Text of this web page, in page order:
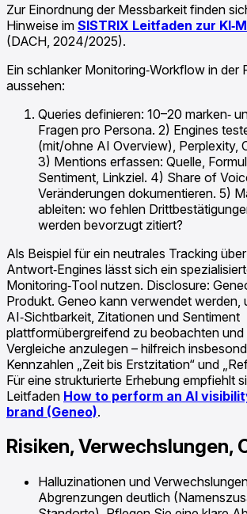
Zur Einordnung der Messbarkeit finden
Hinweise im SISTRIX Leitfaden zur
(DACH, 2024/2025).
Ein schlanker Monitoring‑Workflow in der
aussehen:
Queries definieren: 10–20 marken‑
Fragen pro Persona. 2) Engines
(mit/ohne AI Overview), Perplexity,
3) Mentions erfassen: Quelle,
Sentiment, Linkziel. 4) Share of
Veränderungen dokumentieren. 5)
ableiten: wo fehlen
werden bevorzugt zitiert?
Als Beispiel für ein neutrales Tracking
Antwort‑Engines lässt sich ein
Monitoring‑Tool nutzen. Disclosure:
Produkt. Geneo kann verwendet werden,
AI‑Sichtbarkeit, Zitationen und Sentiment
plattformübergreifend zu beobachten
Vergleiche anzulegen – hilfreich
Kennzahlen „Zeit bis Erstzitation“ und
Für eine strukturierte Erhebung empfiehlt
Leitfaden How to perform an AI
brand (Geneo).
Risiken, Verwechslungen,
Halluzinationen und
Abgrenzungen deutlich